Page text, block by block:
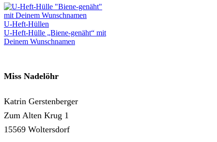
U-Heft-Hüllen
U-Heft-Hülle „Biene-genäht“ mit
Deinem Wunschnamen
Miss Nadelöhr
Katrin Gerstenberger
Zum Alten Krug 1
15569 Woltersdorf